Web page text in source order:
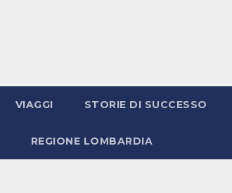
VIAGGI STORIE DI SUCCESSO
REGIONE LOMBARDIA